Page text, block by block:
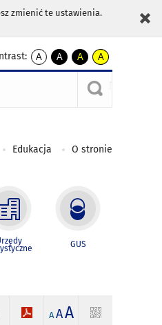
zmienić te ustawienia.
A
kontrast
A
kontrast
czarnym
A
kontrast
żółty
tekst
czarnym
A
kontrast
czarny
tekst
żółtym
Edukacja O stronie
GUS
A AA